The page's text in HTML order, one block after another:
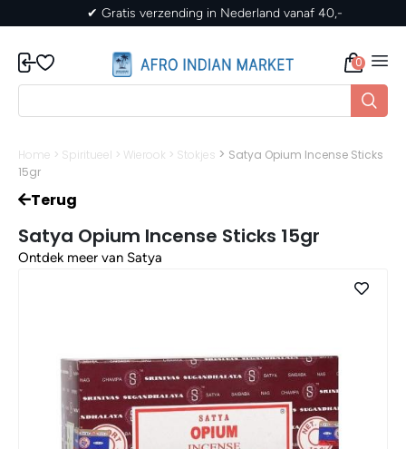
vanaf 40,- ✔ Gratis verzending in
0
Home > Spiritueel > Wierook > Stokjes > Satya Opium Incense Sticks
15gr
Terug
Satya Opium Incense Sticks 15gr
Ontdek meer van Satya